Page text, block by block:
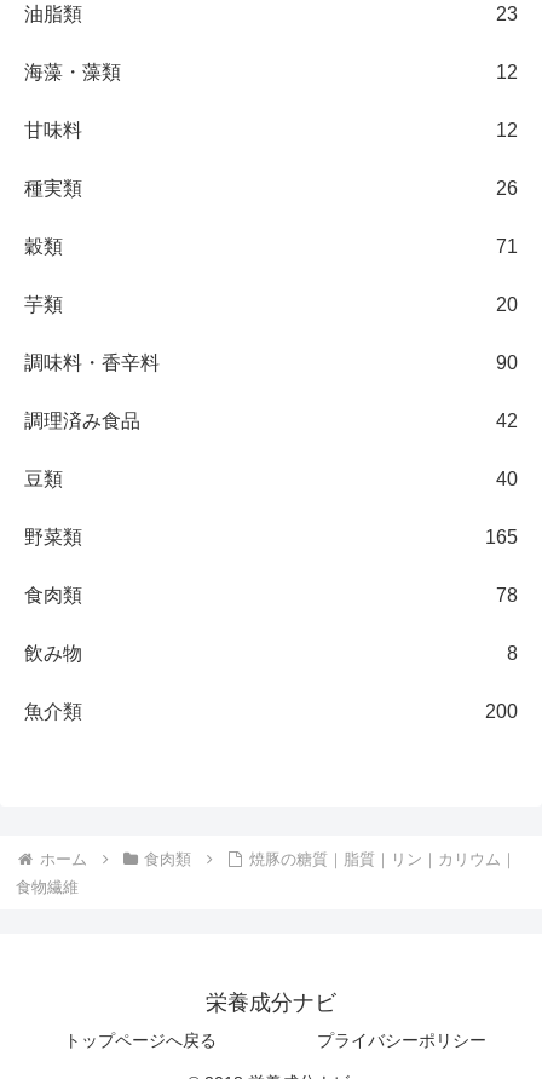
油脂類 23
海藻・藻類 12
甘味料 12
種実類 26
穀類 71
芋類 20
調味料・香辛料 90
調理済み食品 42
豆類 40
野菜類 165
食肉類 78
飲み物 8
魚介類 200
ホーム 食肉類
焼豚の糖質｜脂質｜リン｜カリウム｜
食物繊維
栄養成分ナビ
トップページへ戻る プライバシーポリシー